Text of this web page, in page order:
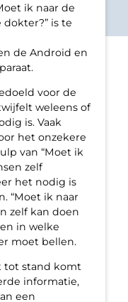
ik naar de
dokter?” is te
de Android en
voor de
weleens of
is. Vaak
het onzekere
van “Moet ik
zelf
het nodig is
“Moet ik naar
zelf kan doen
in welke
moet bellen.
tot stand komt
informatie,
een